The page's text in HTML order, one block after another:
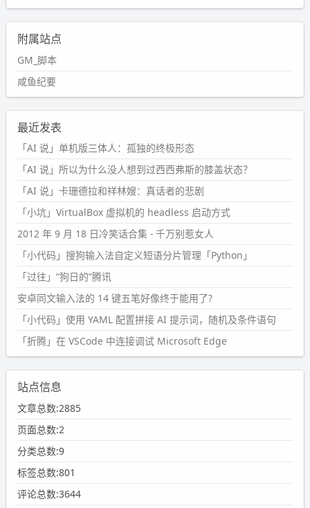
附属站点
GM_脚本
咸鱼纪要
最近发表
「AI 说」单机版三体人：孤独的终极形态
「AI 说」所以为什么没人想到过西西弗斯的膝盖状态？
「AI 说」卡珊德拉和祥林嫂：真话者的悲剧
「小坑」VirtualBox 虚拟机的 headless 启动方式
2012 年 9 月 18 日冷笑话合集 - 千万别惹女人
「小代码」搜狗输入法自定义短语分片管理「Python」
「过往」“狗日的”腾讯
安卓同文输入法的 14 键五笔好像终于能用了?
「小代码」使用 YAML 配置拼接 AI 提示词，随机及条件语句
「折腾」在 VSCode 中连接调试 Microsoft Edge
站点信息
文章总数:2885
页面总数:2
分类总数:9
标签总数:801
评论总数:3644